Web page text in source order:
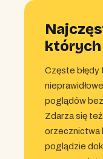
których
Częste błędy
poglądów bez
Zdarza się
orzecznictwa
poglądzie